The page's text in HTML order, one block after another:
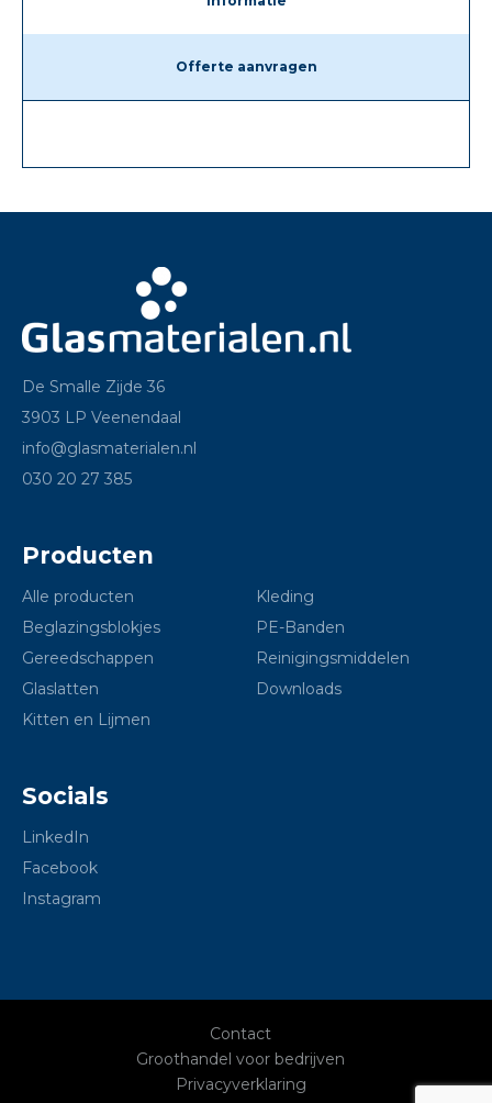
Offerte aanvragen
De Smalle Zijde 36
3903 LP Veenendaal
info@glasmaterialen.nl
030 20 27 385
Producten
Alle producten
Beglazingsblokjes
Gereedschappen
Glaslatten
Kitten en Lijmen
Kleding
PE-Banden
Reinigingsmiddelen
Downloads
Socials
LinkedIn
Facebook
Instagram
Contact
Groothandel voor bedrijven
Privacyverklaring